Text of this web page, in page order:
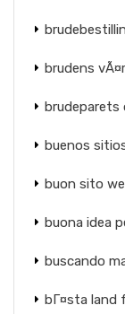
brudens
brudeparets
buenos
buon sito
buona idea
buscando
bГ¤sta land